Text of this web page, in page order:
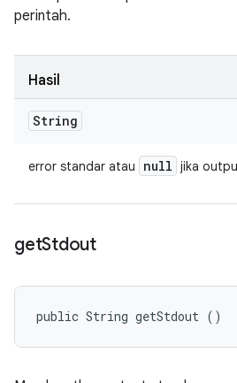
perintah.
Hasil
String
error standar atau null jika
getStdout
public String getStdout ()